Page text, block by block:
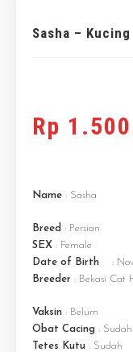
Sasha –
Rp
Name : Sasha
Breed : Persian
SEX : Female
Date of Birth :
Breeder : Bekasi Cat
Vaksin : Belum
Obat Cacing : Sudah
Tetes Kutu : Sudah